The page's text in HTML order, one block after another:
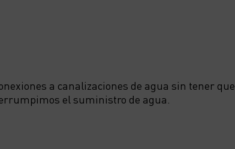
a canalizaciones de agua sin tener que
el suministro de agua.